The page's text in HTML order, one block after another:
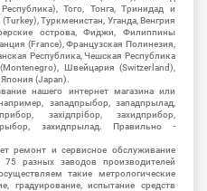
Того, Тонга, Тринидад и
Туркменистан, Уганда, Венгрия
острова, Фиджи, Филиппины
(France), Французская Полинезия,
Республика, Чешская Республика
Швейцария (Switzerland),
(Japan).
нашего интернет магазина или
западпрыбор, западпрылад,
західпрібор, захидприбор,
захидпрылад. Правильно -
ремонт и сервисное обслуживание
разных заводов производителей
такие метрологические
градуирование, испытание средств